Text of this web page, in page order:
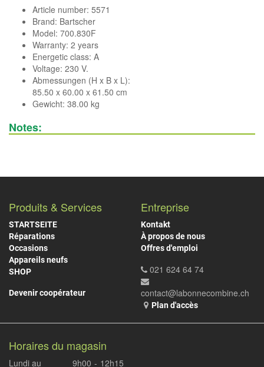
Article number: 5571
Brand: Bartscher
Model: 700.830F
Warranty: 2 years
Energetic class: A
Voltage: 230 V.
Abmessungen (H x B x L):
85.50 x 60.00 x 61.50 cm
Gewicht: 38.00 kg
Notes:
Produits & Services
STARTSEITE
Réparations
Occasions
Appareils neufs
SHOP
Devenir coopérateur
Entreprise
Kontakt
À propos de nous
Offres d'emploi
021 624 64 74
contact@labonnecombine.ch
Plan d'accès
Horaires du magasin
Lundi au
9h00 - 12h15